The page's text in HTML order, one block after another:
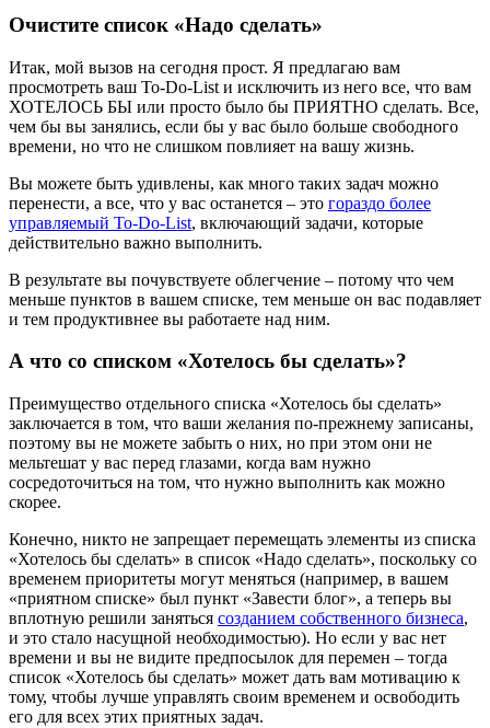
Очистите список «Надо сделать»
Итак, мой вызов на сегодня прост. Я предлагаю вам
просмотреть ваш To-Do-List и исключить из него все, что вам
ХОТЕЛОСЬ БЫ или просто было бы ПРИЯТНО сделать. Все,
чем бы вы занялись, если бы у вас было больше свободного
времени, но что не слишком повлияет на вашу жизнь.
Вы можете быть удивлены, как много таких задач можно
перенести, а все, что у вас останется – это гораздо более
управляемый To-Do-List, включающий задачи, которые
действительно важно выполнить.
В результате вы почувствуете облегчение – потому что чем
меньше пунктов в вашем списке, тем меньше он вас подавляет
и тем продуктивнее вы работаете над ним.
А что со списком «Хотелось бы сделать»?
Преимущество отдельного списка «Хотелось бы сделать»
заключается в том, что ваши желания по-прежнему записаны,
поэтому вы не можете забыть о них, но при этом они не
мельтешат у вас перед глазами, когда вам нужно
сосредоточиться на том, что нужно выполнить как можно
скорее.
Конечно, никто не запрещает перемещать элементы из списка
«Хотелось бы сделать» в список «Надо сделать», поскольку со
временем приоритеты могут меняться (например, в вашем
«приятном списке» был пункт «Завести блог», а теперь вы
вплотную решили заняться созданием собственного бизнеса,
и это стало насущной необходимостью). Но если у вас нет
времени и вы не видите предпосылок для перемен – тогда
список «Хотелось бы сделать» может дать вам мотивацию к
тому, чтобы лучше управлять своим временем и освободить
его для всех этих приятных задач.